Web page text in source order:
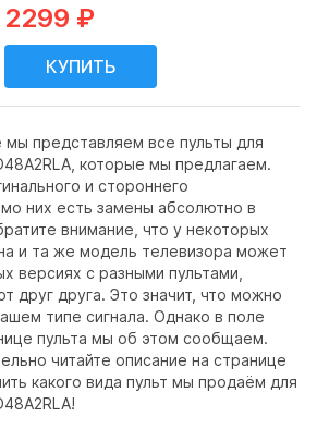
представляем все пульты для
которые мы предлагаем.
и стороннего
них есть замены абсолютно в
внимание, что у некоторых
и та же модель телевизора может
версиях с разными пультами,
друг друга. Это значит, что можно
типе сигнала. Однако в поле
пульта мы об этом сообщаем.
читайте описание на странице
какого вида пульт мы продаём для
2299 ₽